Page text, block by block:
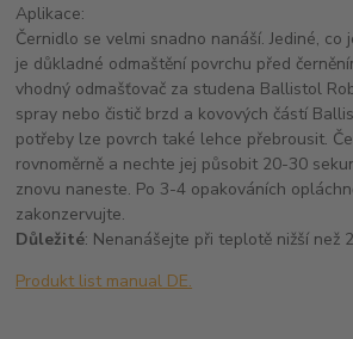
Aplikace:
Černidlo se velmi snadno nanáší. Jediné, co
je důkladné odmaštění povrchu před
vhodný odmašťovač za studena Ballistol
spray nebo čistič brzd a kovových částí
potřeby lze povrch také lehce přebrousit.
rovnoměrně a nechte jej působit 20-30
znovu naneste. Po 3-4 opakováních
zakonzervujte.
Důležité: Nenanášejte při teplotě nižší než
Produkt list manual DE.